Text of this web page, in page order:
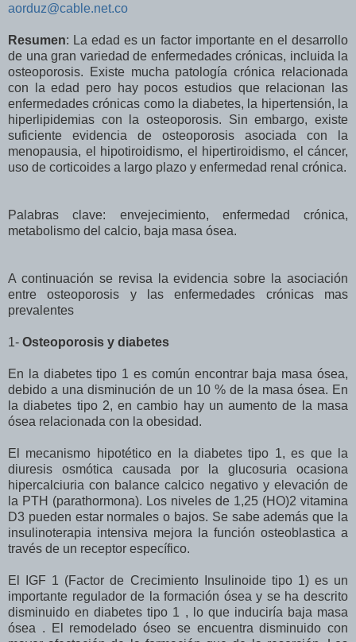
aorduz@cable.net.co
Resumen: La edad es un factor importante en el desarrollo
de una gran variedad de enfermedades crónicas, incluida la
osteoporosis. Existe mucha patología crónica relacionada
con la edad pero hay pocos estudios que relacionan las
enfermedades crónicas como la diabetes, la hipertensión, la
hiperlipidemias con la osteoporosis. Sin embargo, existe
suficiente evidencia de osteoporosis asociada con la
menopausia, el hipotiroidismo, el hipertiroidismo, el cáncer,
uso de corticoides a largo plazo y enfermedad renal crónica.
Palabras clave: envejecimiento, enfermedad crónica,
metabolismo del calcio, baja masa ósea.
A continuación se revisa la evidencia sobre la asociación
entre osteoporosis y las enfermedades crónicas mas
prevalentes
1- Osteoporosis y diabetes
En la diabetes tipo 1 es común encontrar baja masa ósea,
debido a una disminución de un 10 % de la masa ósea. En
la diabetes tipo 2, en cambio hay un aumento de la masa
ósea relacionada con la obesidad.
El mecanismo hipotético en la diabetes tipo 1, es que la
diuresis osmótica causada por la glucosuria ocasiona
hipercalciuria con balance calcico negativo y elevación de
la PTH (parathormona). Los niveles de 1,25 (HO)2 vitamina
D3 pueden estar normales o bajos. Se sabe además que la
insulinoterapia intensiva mejora la función osteoblastica a
través de un receptor específico.
El IGF 1 (Factor de Crecimiento Insulinoide tipo 1) es un
importante regulador de la formación ósea y se ha descrito
disminuido en diabetes tipo 1 , lo que induciría baja masa
ósea . El remodelado óseo se encuentra disminuido con